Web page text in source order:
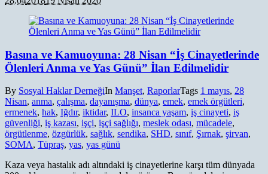
Basına ve Kamuoyuna: 28 Nisan “İş Cinayetlerinde
Ölenleri Anma ve Yas Günü” İlan Edilmelidir
By Sosyal Haklar DerneğiIn Manşet, RaporlarTags 1 mayıs, 28
Nisan, anma, çalışma, dayanışma, dünya, emek, emek örgütleri,
ermenek, hak, Iğdır, iktidar, ILO, insanca yaşam, iş cinayeti, iş
güvenliği, iş kazası, işçi, işçi sağlığı, meslek odası, mücadele,
örgütlenme, özgürlük, sağlık, sendika, SHD, sınıf, Şırnak, şirvan,
SOMA, Tüpraş, yas, yas günü
Kaza veya hastalık adı altındaki iş cinayetlerine karşı tüm dünyada